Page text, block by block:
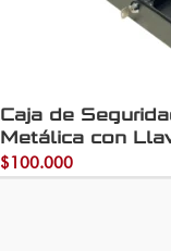
Caja de
Metálica con
$100.000